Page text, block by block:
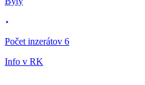
Počet inzerátov 6
Info v RK